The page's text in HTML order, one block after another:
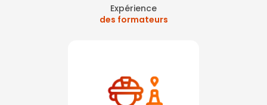
Expérience
des formateurs